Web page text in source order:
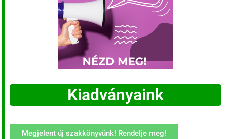
Kiadványaink
Megjelent új szakkönyvünk! Rendelje meg!